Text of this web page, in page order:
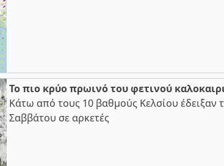
Το πιο κρύο πρωινό του φετινού
Κάτω από τους 10 βαθμούς Κελσίου έδειξαν
Σαββάτου σε αρκετές